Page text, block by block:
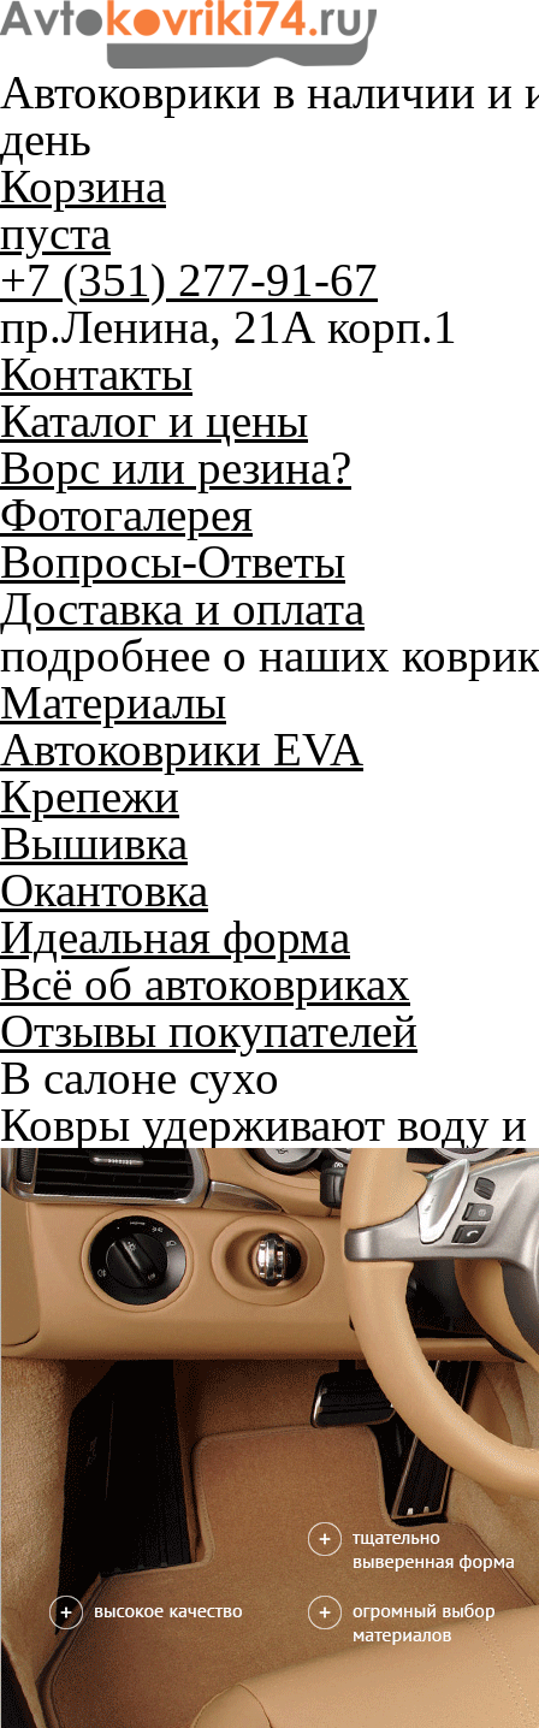
Автоковрики в наличии и
день
Корзина
пуста
+7 (351) 277-91-67
пр.Ленина, 21А корп.1
Контакты
Каталог и цены
Ворс или резина?
Фотогалерея
Вопросы-Ответы
Доставка и оплата
подробнее о наших
Материалы
Автоковрики EVA
Крепежи
Вышивка
Окантовка
Идеальная форма
Всё об автоковриках
Отзывы покупателей
В салоне сухо
Ковры удерживают воду и